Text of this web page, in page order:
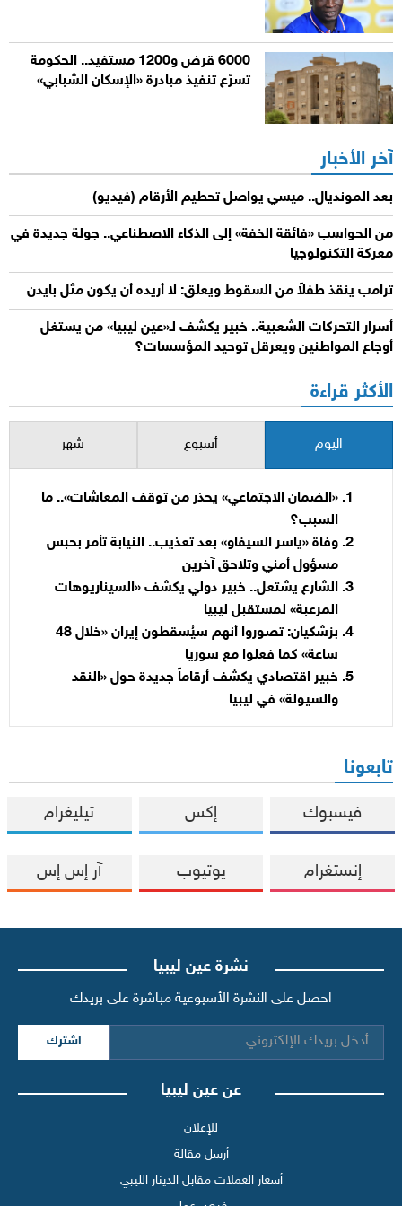
6000 قرض و1200 مستفيد.. الحكومة
تسرّع تنفيذ مبادرة «الإسكان الشبابي»
آخر الأخبار
بعد المونديال.. ميسي يواصل تحطيم الأرقام (فيديو)
من الحواسب «فائقة الخفة» إلى الذكاء الاصطناعي.. جولة جديدة في
معركة التكنولوجيا
ترامب ينقذ طفلاً من السقوط ويعلق: لا أريده أن يكون مثل بايدن
أسرار التحركات الشعبية.. خبير يكشف لـ«عين ليبيا» من يستغل
أوجاع المواطنين ويعرقل توحيد المؤسسات؟
الأكثر قراءة
اليوم أسبوع شهر
«الضمان الاجتماعي» يحذر من توقف المعاشات».. ما
السبب؟
وفاة «ياسر السيفاو» بعد تعذيب.. النيابة تأمر بحبس
مسؤول أمني وتلاحق آخرين
الشارع يشتعل.. خبير دولي يكشف «السيناريوهات
المرعبة» لمستقبل ليبيا
بزشكيان: تصوروا أنهم سيُسقطون إيران «خلال 48
ساعة» كما فعلوا مع سوريا
خبير اقتصادي يكشف أرقاماً جديدة حول «النقد
والسيولة» في ليبيا
تابعونا
فيسبوك إكس تيليغرام
إنستغرام يوتيوب آر إس إس
نشرة عين ليبيا
احصل على النشرة الأسبوعية مباشرة على بريدك
اشترك
عن عين ليبيا
للإعلان
أرسل مقالة
أسعار العملات مقابل الدينار الليبي